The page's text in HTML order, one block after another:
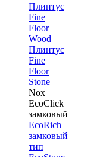
Плинтус
Fine
Floor
Wood
Плинтус
Fine
Floor
Stone
Nox
EcoClick
замковый
EcoRich
замковый
тип